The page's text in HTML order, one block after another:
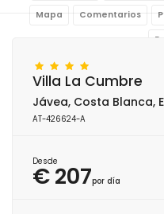
Mapa Comentarios
Villa La Cumbre
Jávea, Costa Blanca,
AT-426624-A
Desde
€ 207por día